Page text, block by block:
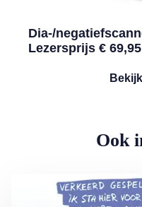
Dia-/
Lezersprijs € 69,95
Ook
Lees meer over Vliegticket